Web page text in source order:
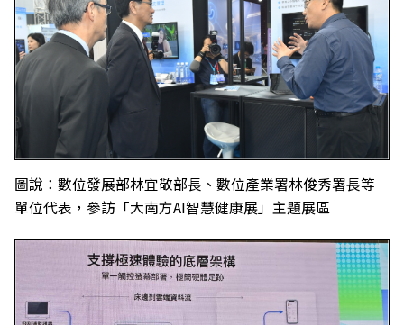
圖說：數位發展部林宜敬部長、數位產業署林俊秀署長等
單位代表，參訪「大南方AI智慧健康展」主題展區